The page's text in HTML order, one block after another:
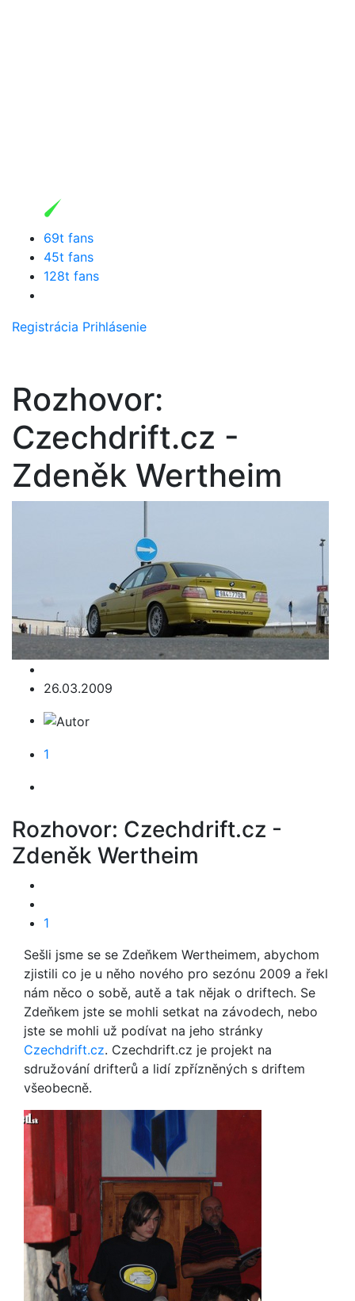
69t fans
45t fans
128t fans
Registrácia Prihlásenie
Rozhovor:
Czechdrift.cz -
Zdeněk Wertheim
26.03.2009
1
Rozhovor: Czechdrift.cz -
Zdeněk Wertheim
1
Sešli jsme se se Zdeňkem Wertheimem, abychom
zjistili co je u něho nového pro sezónu 2009 a řekl
nám něco o sobě, autě a tak nějak o driftech. Se
Zdeňkem jste se mohli setkat na závodech, nebo
jste se mohli už podívat na jeho stránky
Czechdrift.cz. Czechdrift.cz je projekt na
sdružování drifterů a lidí zpřízněných s driftem
všeobecně.